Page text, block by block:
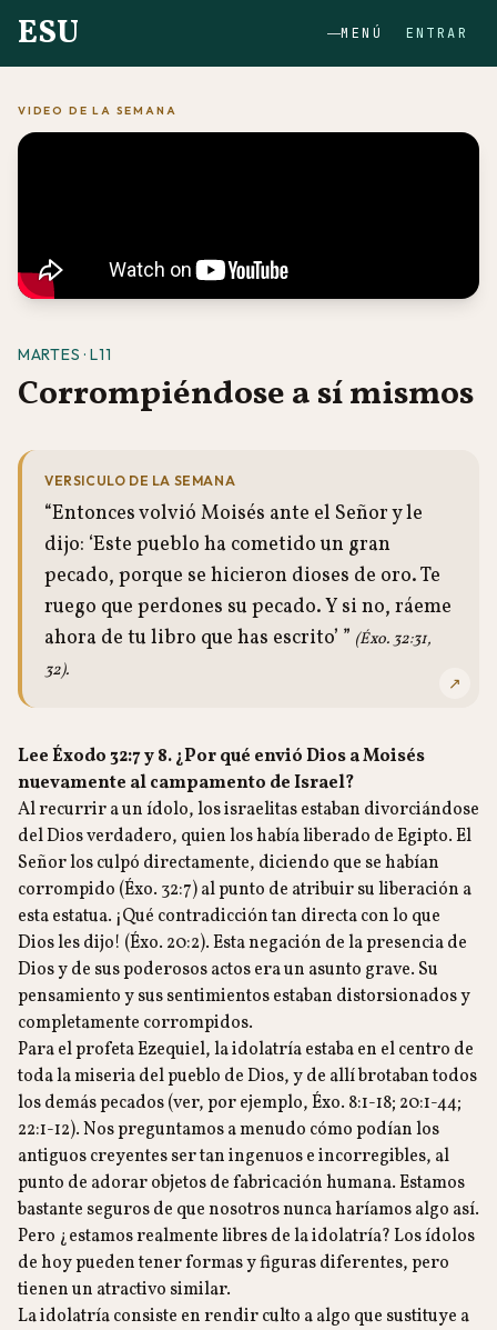
ESU MENÚ ENTRAR
VIDEO DE LA SEMANA
MARTES · L11
Corrompiéndose a sí mismos
VERSICULO DE LA SEMANA
“Entonces volvió Moisés ante el Señor y le
dijo: ‘Este pueblo ha cometido un gran
pecado, porque se hicieron dioses de oro. Te
ruego que perdones su pecado. Y si no, ráeme
ahora de tu libro que has escrito’ ” (Éxo. 32:31,
32).
↗
Lee Éxodo 32:7 y 8. ¿Por qué envió Dios a Moisés
nuevamente al campamento de Israel?
Al recurrir a un ídolo, los israelitas estaban divorciándose
del Dios verdadero, quien los había liberado de Egipto. El
Señor los culpó directamente, diciendo que se habían
corrompido (Éxo. 32:7) al punto de atribuir su liberación a
esta estatua. ¡Qué contradicción tan directa con lo que
Dios les dijo! (Éxo. 20:2). Esta negación de la presencia de
Dios y de sus poderosos actos era un asunto grave. Su
pensamiento y sus sentimientos estaban distorsionados y
completamente corrompidos.
Para el profeta Ezequiel, la idolatría estaba en el centro de
toda la miseria del pueblo de Dios, y de allí brotaban todos
los demás pecados (ver, por ejemplo, Éxo. 8:1-18; 20:1-44;
22:1-12). Nos preguntamos a menudo cómo podían los
antiguos creyentes ser tan ingenuos e incorregibles, al
punto de adorar objetos de fabricación humana. Estamos
bastante seguros de que nosotros nunca haríamos algo así.
Pero ¿estamos realmente libres de la idolatría? Los ídolos
de hoy pueden tener formas y figuras diferentes, pero
tienen un atractivo similar.
La idolatría consiste en rendir culto a algo que sustituye a